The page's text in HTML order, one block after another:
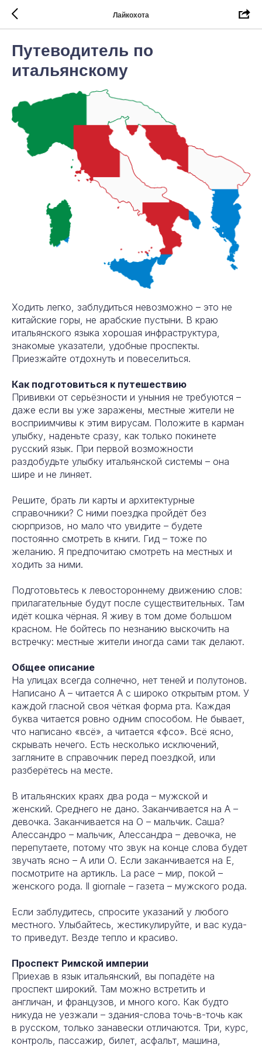
Лайкохота
Путеводитель по
итальянскому
Ходить легко, заблудиться невозможно – это не
китайские горы, не арабские пустыни. В краю
итальянского языка хорошая инфраструктура,
знакомые указатели, удобные проспекты.
Приезжайте отдохнуть и повеселиться.
Как подготовиться к путешествию
Прививки от серьёзности и уныния не требуются –
даже если вы уже заражены, местные жители не
восприимчивы к этим вирусам. Положите в карман
улыбку, наденьте сразу, как только покинете
русский язык. При первой возможности
раздобудьте улыбку итальянской системы – она
шире и не линяет.
Решите, брать ли карты и архитектурные
справочники? С ними поездка пройдёт без
сюрпризов, но мало что увидите – будете
постоянно смотреть в книги. Гид – тоже по
желанию. Я предпочитаю смотреть на местных и
ходить за ними.
Подготовьтесь к левостороннему движению слов:
прилагательные будут после существительных. Там
идёт кошка чёрная. Я живу в том доме большом
красном. Не бойтесь по незнанию выскочить на
встречку: местные жители иногда сами так делают.
Общее описание
На улицах всегда солнечно, нет теней и полутонов.
Написано А – читается А с широко открытым ртом. У
каждой гласной своя чёткая форма рта. Каждая
буква читается ровно одним способом. Не бывает,
что написано «всё», а читается «фсо». Всё ясно,
скрывать нечего. Есть несколько исключений,
загляните в справочник перед поездкой, или
разберётесь на месте.
В итальянских краях два рода – мужской и
женский. Среднего не дано. Заканчивается на А –
девочка. Заканчивается на О – мальчик. Саша?
Алессандро – мальчик, Алессандра – девочка, не
перепутаете, потому что звук на конце слова будет
звучать ясно – А или О. Если заканчивается на Е,
посмотрите на артикль. La pace – мир, покой –
женского рода. Il giornale – газета – мужского рода.
Если заблудитесь, спросите указаний у любого
местного. Улыбайтесь, жестикулируйте, и вас куда-
то приведут. Везде тепло и красиво.
Проспект Римской империи
Приехав в язык итальянский, вы попадёте на
проспект широкий. Там можно встретить и
англичан, и французов, и много кого. Как будто
никуда не уезжали – здания-слова точь-в-точь как
в русском, только занавески отличаются. Три, курс,
контроль, пассажир, билет, асфальт, машина,